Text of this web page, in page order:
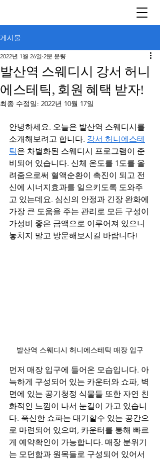
게시물
발산역 스웨디시 강서 허니
에스테틱, 회원 혜택 받자!
2022년 1월 26일 2분 분량
최종 수정일: 2022년 10월 17일
안녕하세요. 오늘은 발산역 스웨디시를
소개해보려고 합니다. 강서 허니에스테
틱은 차별화된 스웨디시 프로그램이 준
비되어 있습니다. 신체 온도를 1도를 올
려줌으로써 혈액순환이 촉진이 되고 전
신에 시너지효과를 일으키도록 도와주
고 있는데요. 심신의 안정과 긴장 완화에
가장 큰 도움을 주는 관리로 모든 구성이
가성비 좋은 금액으로 이루어져 있으니
놓치지 말고 방문해보시길 바랍니다!
발산역 스웨디시 허니에스테틱 매장 입구
먼저 매장 입구에 들어온 모습입니다. 아
늑하게 구성되어 있는 카운터와 쇼파, 벽
면에 있는 공기청정 식물들 또한 자연 친
화적인 느낌이 나서 눈길이 가고 있습니
다. 푹신한 쇼파는 대기할수 있는 공간으
로 마련되어 있으며, 카운터를 통해 빠르
게 예약확인이 가능합니다. 매장 분위기
는 모던함과 원목들로 구성되어 있어서